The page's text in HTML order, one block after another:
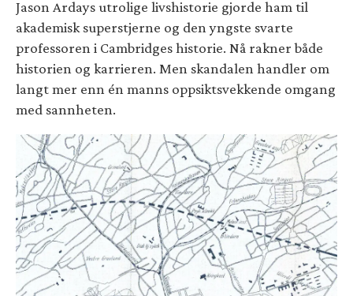
Jason Ardays utrolige livshistorie gjorde ham til
akademisk superstjerne og den yngste svarte
professoren i Cambridges historie. Nå rakner både
historien og karrieren. Men skandalen handler om
langt mer enn én manns oppsiktsvekkende omgang
med sannheten.